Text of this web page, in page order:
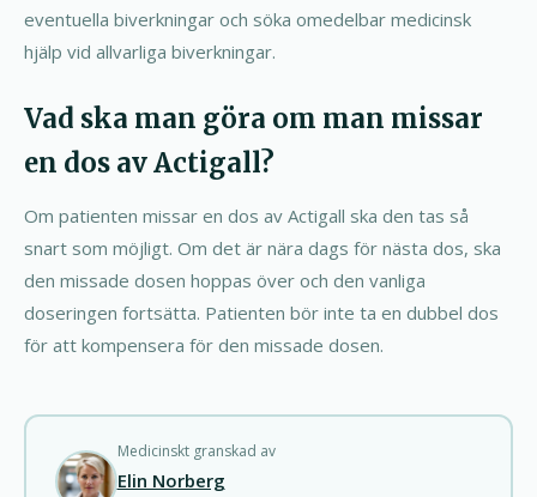
eventuella biverkningar och söka omedelbar medicinsk
hjälp vid allvarliga biverkningar.
Vad ska man göra om man missar
en dos av Actigall?
Om patienten missar en dos av Actigall ska den tas så
snart som möjligt. Om det är nära dags för nästa dos, ska
den missade dosen hoppas över och den vanliga
doseringen fortsätta. Patienten bör inte ta en dubbel dos
för att kompensera för den missade dosen.
Medicinskt granskad av
Elin Norberg